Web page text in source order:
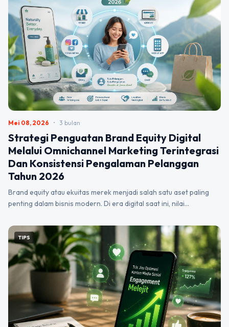
Mei 08, 2026 • 3 bulan
Strategi Penguatan Brand Equity Digital
Melalui Omnichannel Marketing Terintegrasi
Dan Konsistensi Pengalaman Pelanggan
Tahun 2026
Brand equity atau ekuitas merek menjadi salah satu aset paling
penting dalam bisnis modern. Di era digital saat ini, nilai…
TIPS